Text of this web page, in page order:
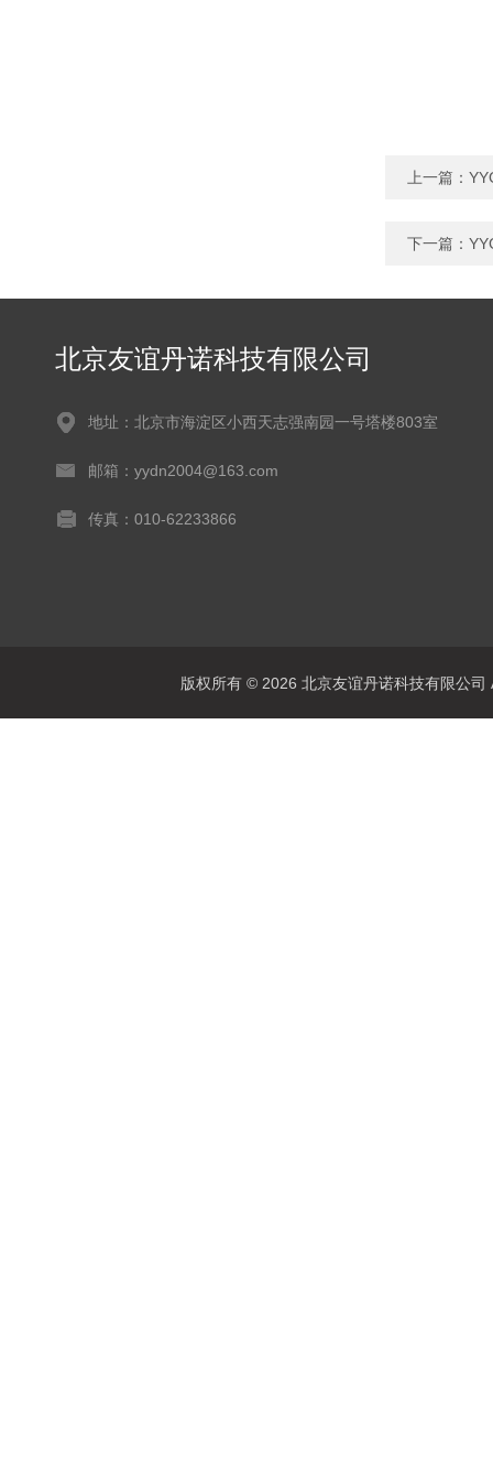
上一篇：
下一篇：
北京友谊丹诺科技有限公司
地址：北京市海淀区小西天志强南园一号塔楼803室
邮箱：yydn2004@163.com
传真：010-62233866
版权所有 © 2026 北京友谊丹诺科技有限